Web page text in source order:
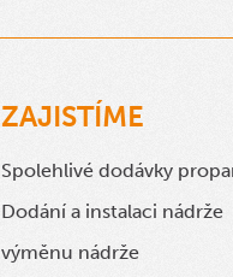
ZAJISTÍME
Spolehlivé dodávky
Dodání a instalaci nádrže
výměnu nádrže